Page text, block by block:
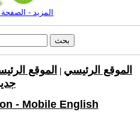
المزيد - الصفحة
الموقع الرئيسي الموقع
- Mobile English